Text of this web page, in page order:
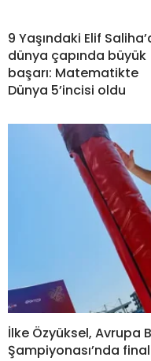
9 Yaşındaki Elif
dünya çapında büyük
başarı: Matematikte
Dünya 5’incisi oldu
İlke Özyüksel, Avrupa
Şampiyonası’nda